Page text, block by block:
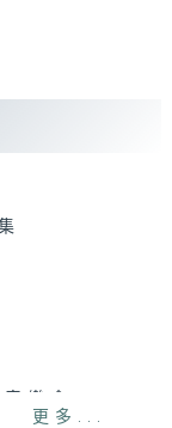
更多...